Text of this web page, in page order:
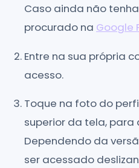
Caso ainda não
procurado na Google
Entre na sua própria
acesso.
Toque na foto do
superior da tela, para
Dependendo da
ser acessado